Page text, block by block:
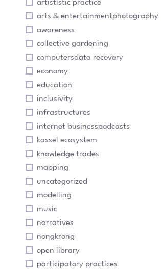
artististic practice
arts & entertainmentphotography
awareness
collective gardening
computersdata recovery
economy
education
inclusivity
infrastructures
internet businesspodcasts
kassel ecosystem
knowledge trades
mapping
uncategorized
modelling
music
narratives
nongkrong
open library
participatory practices